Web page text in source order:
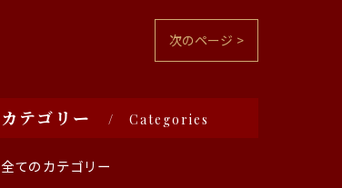
次のページ >
カテゴリー Categories
全てのカテゴリー